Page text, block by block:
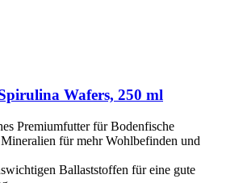
Wafers, 250 ml
Premiumfutter für Bodenfische
für mehr Wohlbefinden und
Ballaststoffen für eine gute